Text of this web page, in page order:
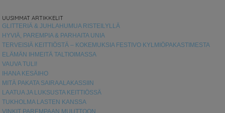
UUSIMMAT ARTIKKELIT
GLITTERIÄ & JUHLAHUMUA RISTEILYLLÄ
HYVIÄ, PAREMPIA & PARHAITA UNIA
TERVEISIÄ KEITTIÖSTÄ – KOKEMUKSIA FESTIVO KYLMIÖPAKASTIMESTA
ELÄMÄN IHMEITÄ TALTIOIMASSA
VAUVA TULI!
IHANA KESÄIHO
MITÄ PAKATA SAIRAALAKASSIIN
LAATUA JA LUKSUSTA KEITTIÖSSÄ
TUKHOLMA LASTEN KANSSA
VINKIT PAREMPAAN MUUTTOON